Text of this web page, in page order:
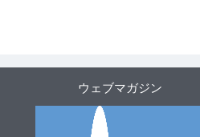
ウェブマガジン